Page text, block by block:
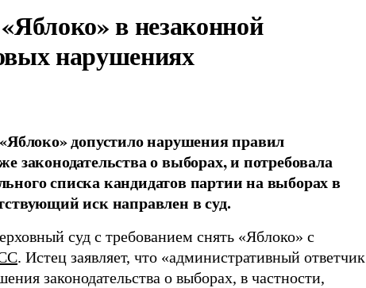
в незаконной
нарушениях
допустило нарушения правил
законодательства о выборах, и потребовала
списка кандидатов партии на выборах в
иск направлен в суд.
суд с требованием снять «Яблоко» с
. Истец заявляет, что «административный ответчик
законодательства о выборах, в частности,